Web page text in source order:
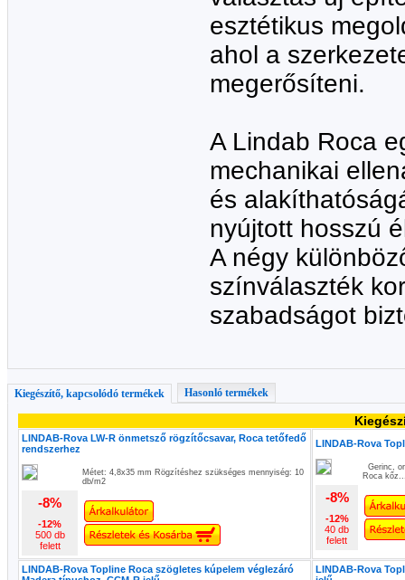
esztétikus
ahol a
megerősíteni.
A Lindab Roca
mechanikai
és
nyújtott hosszú
A négy
színválaszték
szabadságot
Kiegészítő, kapcsolódó termékek Hasonló termékek
LINDAB-Rova LW-R önmetsző rögzítőcsavar, Roca tetőfedő
rendszerhez
Métet: 4,8x35 mm Rögzítéshez szükséges mennyiség: 10
db/m2
-8%
-12%
500 db
felett
LINDAB-Rova
Gerinc,
Roca
-8%
-12%
40 db
felett
LINDAB-Rova Topline Roca szögletes kúpelem véglezáró
LINDAB-Rova